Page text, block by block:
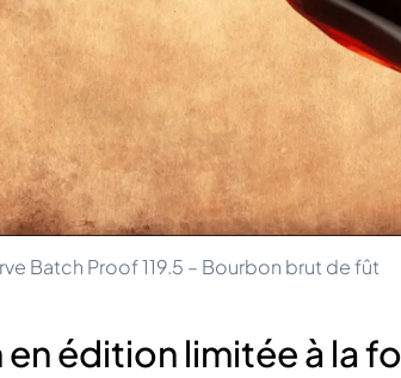
Don Julio
Gin Mare
Mangabeiras
Hennessy
Martell
Monkey 47
Remy Martin
Ron Zacapa
Batch Proof 119.5 – Bourbon brut de fût
édition limitée à la